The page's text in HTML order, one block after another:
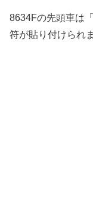
8634Fの先頭車は
符が貼り付けられ